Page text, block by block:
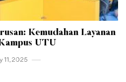
Kemudahan Layanan
UTU
11 , 2025